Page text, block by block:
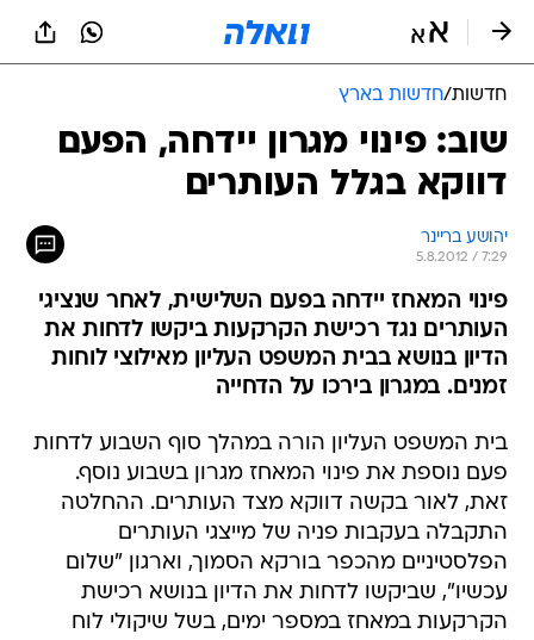
חדשות/חדשות בארץ
שוב: פינוי מגרון יידחה, הפעם
דווקא בגלל העותרים
יהושע בריינר
5.8.2012 / 7:29
פינוי המאחז יידחה בפעם השלישית, לאחר שנציגי
העותרים נגד רכישת הקרקעות ביקשו לדחות את
הדיון בנושא בבית המשפט העליון מאילוצי לוחות
זמנים. במגרון בירכו על הדחייה
בית המשפט העליון הורה במהלך סוף השבוע לדחות
פעם נוספת את פינוי המאחז מגרון בשבוע נוסף.
זאת, לאור בקשה דווקא מצד העותרים. ההחלטה
התקבלה בעקבות פניה של מייצגי העותרים
הפלסטיניים מהכפר בורקא הסמוך, וארגון "שלום
עכשיו", שביקשו לדחות את הדיון בנושא רכישת
הקרקעות במאחז במספר ימים, בשל שיקולי לוח